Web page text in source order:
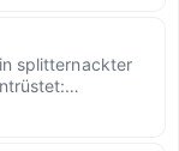
splitternackter